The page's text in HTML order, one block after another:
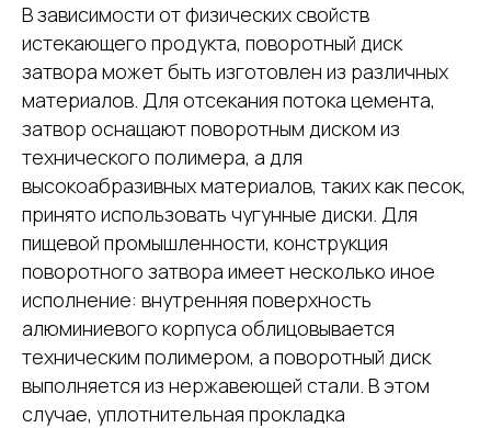
В зависимости от физических свойств
истекающего продукта, поворотный диск
затвора может быть изготовлен из различных
материалов. Для отсекания потока цемента,
затвор оснащают поворотным диском из
технического полимера, а для
высокоабразивных материалов, таких как песок,
принято использовать чугунные диски. Для
пищевой промышленности, конструкция
поворотного затвора имеет несколько иное
исполнение: внутренняя поверхность
алюминиевого корпуса облицовывается
техническим полимером, а поворотный диск
выполняется из нержавеющей стали. В этом
случае, уплотнительная прокладка